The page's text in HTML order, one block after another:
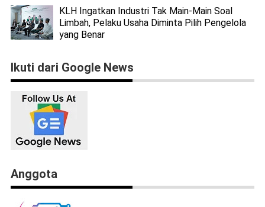
KLH Ingatkan Industri Tak Main-Main Soal
Limbah, Pelaku Usaha Diminta Pilih Pengelola
yang Benar
Ikuti dari Google News
Anggota